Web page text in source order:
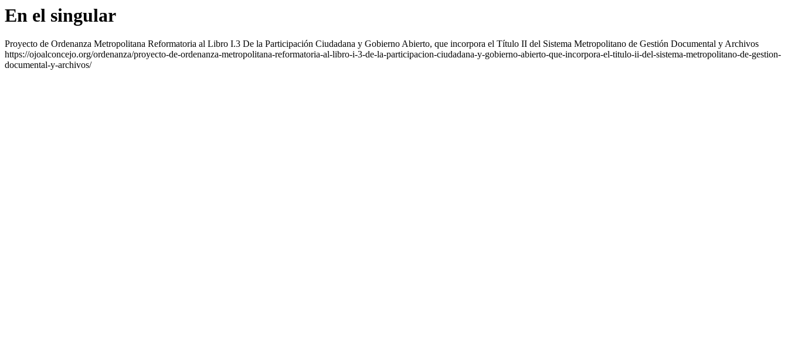
En el singular
Proyecto de Ordenanza Metropolitana Reformatoria al Libro I.3 De la Participación Ciudadana y Gobierno Abierto, que incorpora el Título II del Sistema Metropolitano de Gestión Documental y Archivos
https://ojoalconcejo.org/ordenanza/proyecto-de-ordenanza-metropolitana-reformatoria-al-libro-i-3-de-la-participacion-ciudadana-y-gobierno-abierto-que-incorpora-el-titulo-ii-del-sistema-metropolitano-de-gestion-
documental-y-archivos/